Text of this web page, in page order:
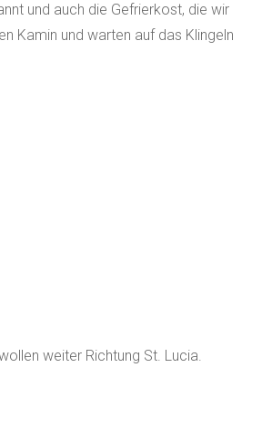
und auch die Gefrierkost, die wir
Kamin und warten auf das Klingeln
weiter Richtung St. Lucia.